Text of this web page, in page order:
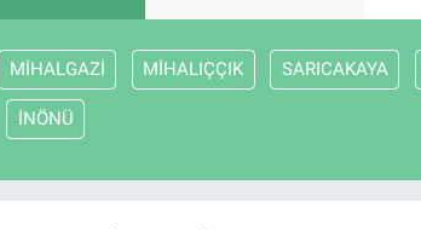
MİHALGAZİ MİHALIÇÇIK SARICAKAYA
İNÖNÜ